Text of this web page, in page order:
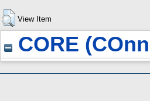
View Item
CORE